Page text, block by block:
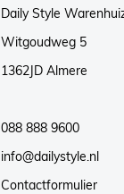
Daily Style
Witgoudweg 5
1362JD Almere
088 888 9600
info@dailystyle.nl
Contactformulier